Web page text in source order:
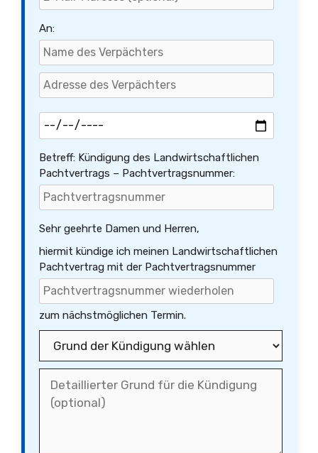
An:
Betreff: Kündigung des Landwirtschaftlichen
Pachtvertrags – Pachtvertragsnummer:
Sehr geehrte Damen und Herren,
hiermit kündige ich meinen Landwirtschaftlichen
Pachtvertrag mit der Pachtvertragsnummer
zum nächstmöglichen Termin.